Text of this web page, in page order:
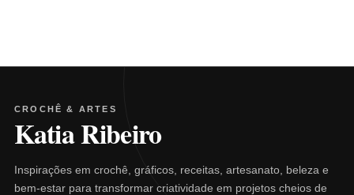
CROCHÊ & ARTES
Katia Ribeiro
Inspirações em crochê, gráficos, receitas, artesanato, beleza e
bem-estar para transformar criatividade em projetos cheios de